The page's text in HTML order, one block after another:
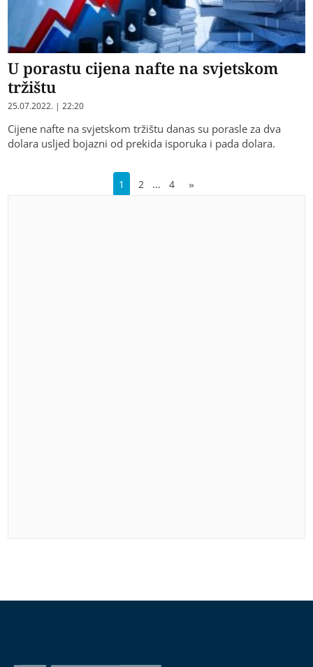
U porastu cijena nafte na svjetskom
tržištu
25.07.2022. | 22:20
Cijene nafte na svjetskom tržištu danas su porasle za dva
dolara usljed bojazni od prekida isporuka i pada dolara.
1 2 … 4 »